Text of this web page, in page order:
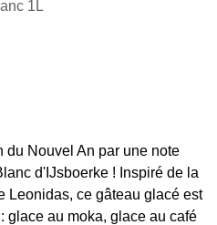
1L
du Nouvel An par une note
d'IJsboerke ! Inspiré de la
Leonidas, ce gâteau glacé est
glace au moka, glace au café